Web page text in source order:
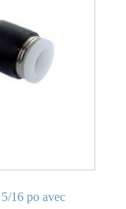
16 po avec